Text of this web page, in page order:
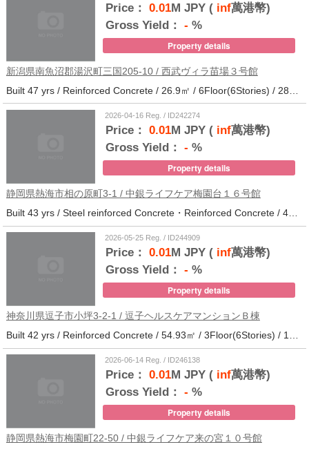
Price： 0.01M JPY (inf萬港幣)
Gross Yield： - %
Property details
新潟県南魚沼郡湯沢町三国205-10 / 西武ヴィラ苗場３号館
2026-04-16 Reg. / ID242274
Price： 0.01M JPY (inf萬港幣)
Gross Yield： - %
Property details
静岡県熱海市相の原町3-1 / 中銀ライフケア梅園台１６号館
Built 43 yrs / Steel reinforced Concrete・Reinforced Concrete / 44.37㎡ / 5Floor(14Stories) / 294Units / Distance from the station.25
2026-05-25 Reg. / ID244909
Price： 0.01M JPY (inf萬港幣)
Gross Yield： - %
Property details
神奈川県逗子市小坪3-2-1 / 逗子ヘルスケアマンションＢ棟
2026-06-14 Reg. / ID246138
Price： 0.01M JPY (inf萬港幣)
Gross Yield： - %
Property details
静岡県熱海市梅園町22-50 / 中銀ライフケア来の宮１０号館